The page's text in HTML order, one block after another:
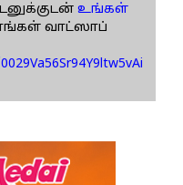
உங்கள்
வாட்ஸாப்